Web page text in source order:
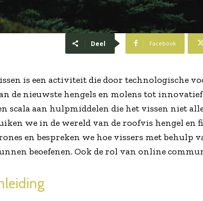
Deel Facebook
is een activiteit die door technologische
de nieuwste hengels en molens tot
scala aan hulpmiddelen die het vissen niet
we in de wereld van de roofvis hengel en
en bespreken we hoe vissers met
beoefenen. Ook de rol van online